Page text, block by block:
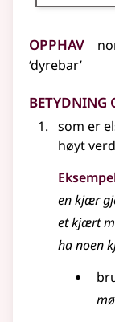
Opphav
‘dyrebar’
Betydning
som er
høyt
enkjær
etkjært
ha noen